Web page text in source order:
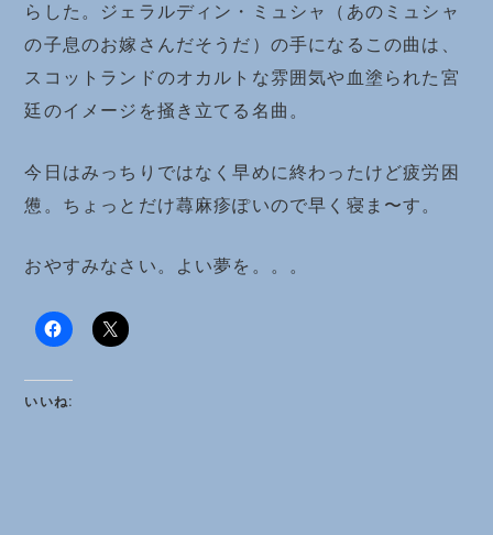
らした。ジェラルディン・ミュシャ（あのミュシャ
の子息のお嫁さんだそうだ）の手になるこの曲は、
スコットランドのオカルトな雰囲気や血塗られた宮
廷のイメージを掻き立てる名曲。
今日はみっちりではなく早めに終わったけど疲労困
憊。ちょっとだけ蕁麻疹ぽいので早く寝ま〜す。
おやすみなさい。よい夢を。。。
いいね: